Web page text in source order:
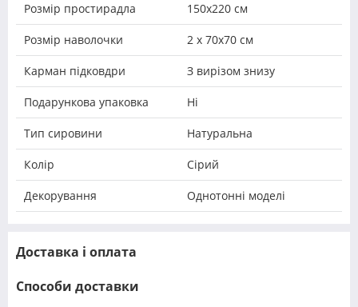
Розмір простирадла 150х220 см
Розмір наволочки 2 х 70х70 см
Карман підковдри З вирізом знизу
Подарункова упаковка Ні
Тип сировини Натуральна
Колір Сірий
Декорування Однотонні моделі
Доставка і оплата
Способи доставки